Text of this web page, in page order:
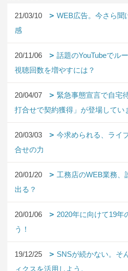
21/03/10
WEB広告。今さら聞
感
20/11/06
話題のYouTubeでル
視聴回数を増やすには？
20/04/07
緊急事態宣言で自宅
打合せで契約獲得」が登場してい
20/03/03
今求められる、ライ
合せの力
20/01/20
工務店のWEB業務、
出る？
20/01/06
2020年に向けて19年
う！
19/12/25
SNSが続かない。そ
ィクスを活用しよう。